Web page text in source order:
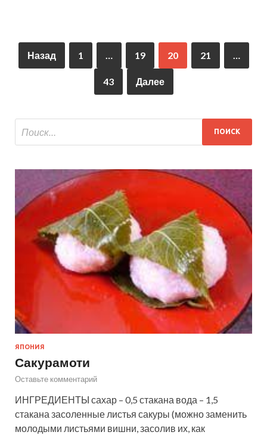
Назад 1 19 20 21
43 Далее
ЯПОНИЯ
Сакурамоти
Оставьте комментарий
ИНГРЕДИЕНТЫ сахар – 0,5 стакана вода – 1,5
стакана засоленные листья сакуры (можно заменить
молодыми листьями вишни, засолив их, как